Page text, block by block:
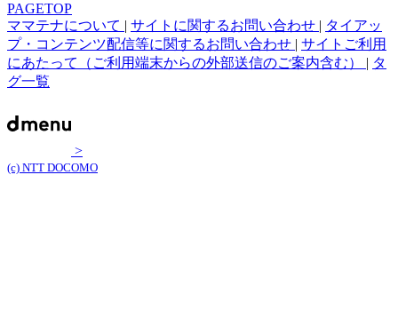
PAGETOP
ママテナについて | サイトに関するお問い合わせ | タイアッ
プ・コンテンツ配信等に関するお問い合わせ | サイトご利用
にあたって（ご利用端末からの外部送信のご案内含む） | タ
グ一覧
>
(c) NTT DOCOMO